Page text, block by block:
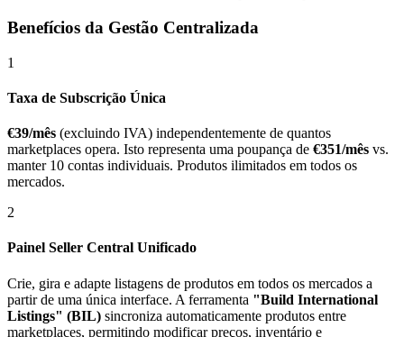
Benefícios da Gestão Centralizada
1
Taxa de Subscrição Única
€39/mês (excluindo IVA) independentemente de quantos
marketplaces opera. Isto representa uma poupança de €351/mês vs.
manter 10 contas individuais. Produtos ilimitados em todos os
mercados.
2
Painel Seller Central Unificado
Crie, gira e adapte listagens de produtos em todos os mercados a
partir de uma única interface. A ferramenta "Build International
Listings" (BIL) sincroniza automaticamente produtos entre
marketplaces, permitindo modificar preços, inventário e